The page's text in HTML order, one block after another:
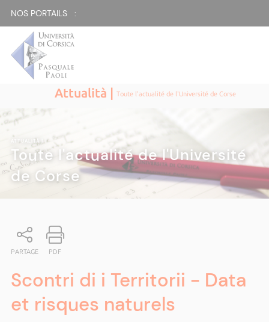
NOS PORTAILS :
Attualità |Toute l'actualité de l'Université de Corse
ATTUALITÀ|
Toute l'actualité de l'Université
de Corse
PARTAGE PDF
Scontri di i Territorii - Data
et risques naturels